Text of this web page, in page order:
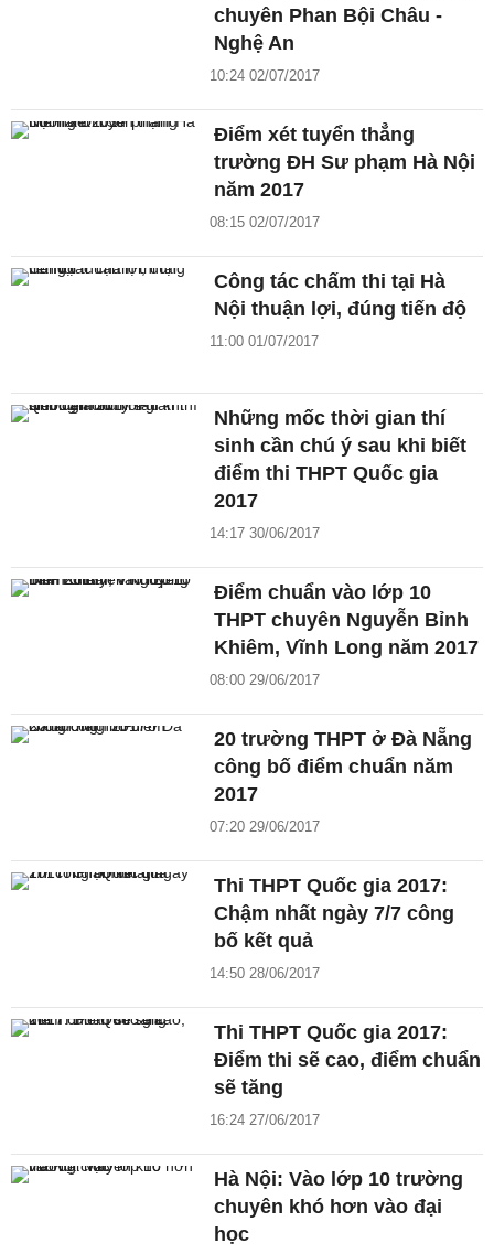
chuyên Phan Bội Châu -
Nghệ An
10:24 02/07/2017
Điểm xét tuyển thẳng
trường ĐH Sư phạm Hà Nội
năm 2017
08:15 02/07/2017
Công tác chấm thi tại Hà
Nội thuận lợi, đúng tiến độ
11:00 01/07/2017
Những mốc thời gian thí
sinh cần chú ý sau khi biết
điểm thi THPT Quốc gia
2017
14:17 30/06/2017
Điểm chuẩn vào lớp 10
THPT chuyên Nguyễn Bỉnh
Khiêm, Vĩnh Long năm 2017
08:00 29/06/2017
20 trường THPT ở Đà Nẵng
công bố điểm chuẩn năm
2017
07:20 29/06/2017
Thi THPT Quốc gia 2017:
Chậm nhất ngày 7/7 công
bố kết quả
14:50 28/06/2017
Thi THPT Quốc gia 2017:
Điểm thi sẽ cao, điểm chuẩn
sẽ tăng
16:24 27/06/2017
Hà Nội: Vào lớp 10 trường
chuyên khó hơn vào đại
học